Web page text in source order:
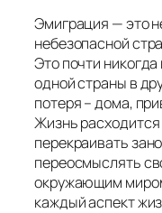
Эмиграция — это
небезопасной
Это почти
одной страны в
потеря – дома,
Жизнь
перекраивать
переосмыслять
окружающим
каждый аспект